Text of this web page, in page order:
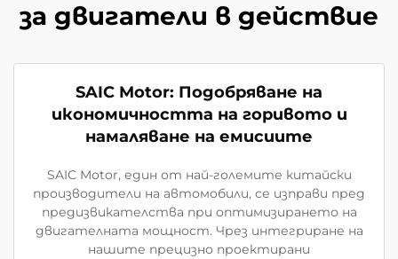
за двигатели в действие
SAIC Motor: Подобряване на
икономичността на горивото и
намаляване на емисиите
SAIC Motor, един от най-големите китайски
производители на автомобили, се изправи пред
предизвикателства при оптимизирането на
двигателната мощност. Чрез интегриране на
нашите прецизно проектирани